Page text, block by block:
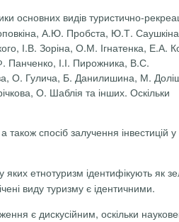
основних видів туристично-
А.Ю. Пробста, Ю.Т.
І.В. Зоріна, О.М. Ігнатенка, Е.А.
І.І. Пирожника, В.С.
О. Гулича, Б. Данилишина, М.
О. Шаблія та інших. Оскільки
спосіб залучення інвестицій у
яких етнотуризм ідентифікують як
виду туризму є ідентичними.
є дискусійним, оскільки